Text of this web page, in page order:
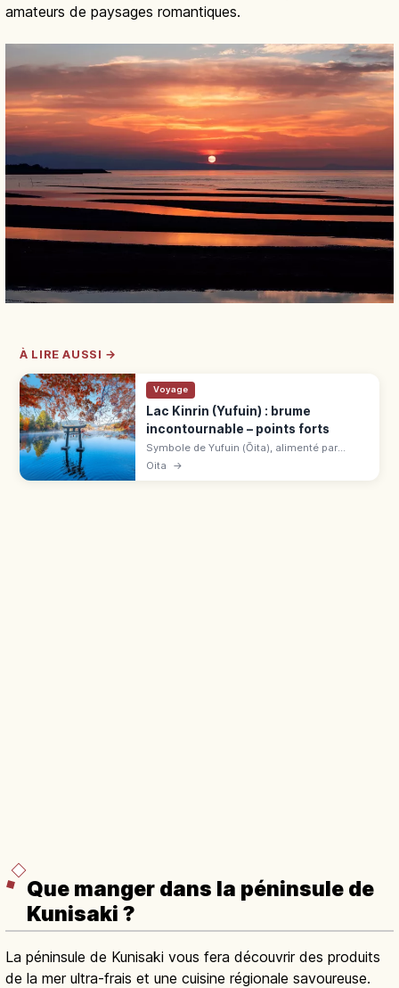
amateurs de paysages romantiques.
À LIRE AUSSI →
Voyage
Lac Kinrin (Yufuin) : brume
incontournable – points forts
Symbole de Yufuin (Ōita), alimenté par
sources et eaux thermales. Renommé « lac
Oita →
Que manger dans la péninsule de
Kunisaki ?
La péninsule de Kunisaki vous fera découvrir des produits
de la mer ultra-frais et une cuisine régionale savoureuse.